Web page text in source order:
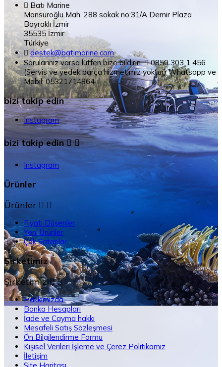
 Batı Marine
Mansuroğlu Mah. 288 sokak no:31/A Demir Plaza
Bayraklı İzmir
35535 İzmir
Türkiye
 destek@batimarine.com
Sorularınız varsa lütfen bize bildirin.  0850 303 1 456
(Servis ve yedek parça hizmetimiz yoktur) Whatsapp ve
Mobil: 05321714864
bizi takip edin
Instagram
bizi takip edin 
Instagram
Ürünler
Ürünler  
Fiyatı Düşenler
Yeni Ürünler
Çok Satanlar
Şirketimiz
Şirketimiz  
Hakkımızda
Banka Hesapları
İade ve Cayma hakkı
Mesafeli Satış Sözleşmesi
Ön Bilgilendirme Formu
Kişisel Verileri İşleme ve Çerez Politikamız
İletişim